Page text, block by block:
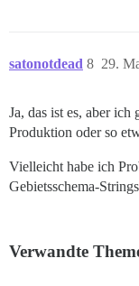
satonotdead 29.
8
Ja, das ist es, aber
Produktion oder so
Vielleicht habe ich
Gebietsschema-
Verwandte